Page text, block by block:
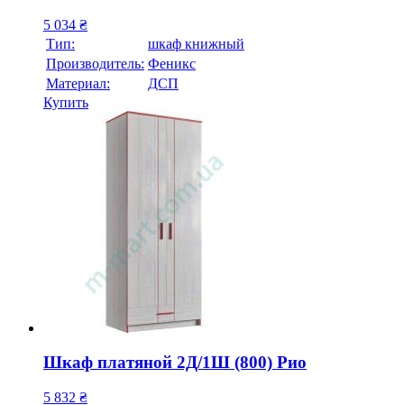
5 034 ₴
Тип:
шкаф книжный
Производитель: Феникс
Материал:
ДСП
Купить
Шкаф платяной 2Д/1Ш (800) Рио
5 832 ₴